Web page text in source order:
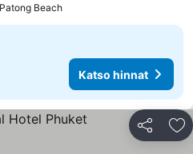
Beach
Katso hinnat
Jaa